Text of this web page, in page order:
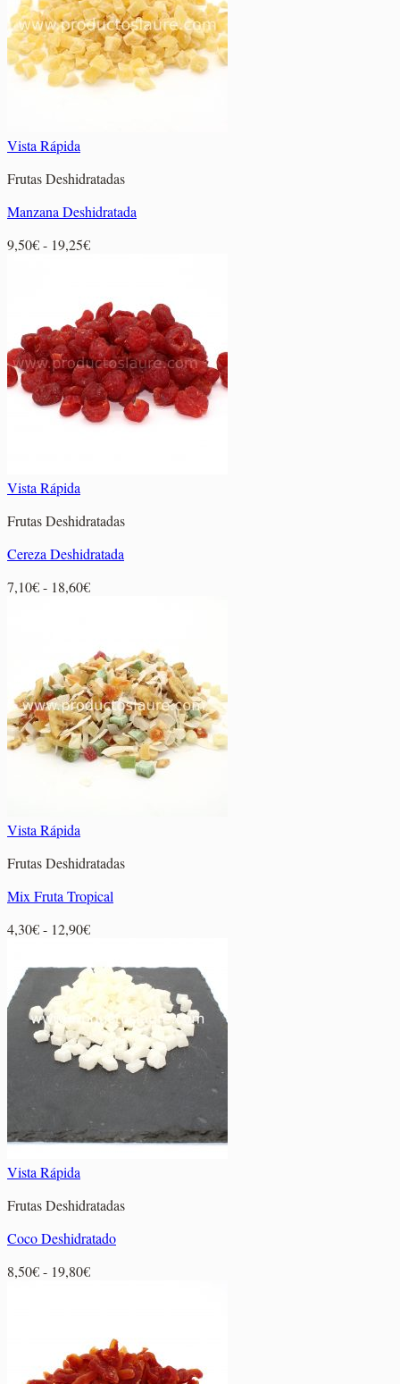
8,55€
Vista Rápida
Frutas Deshidratadas
Manzana Deshidratada
9,50€- 19,25€Rango
desde
9,50€
hasta
19,25€
Vista Rápida
Frutas Deshidratadas
Cereza Deshidratada
7,10€- 18,60€Rango
7,10€
hasta
18,60€
Vista Rápida
Frutas Deshidratadas
Mix Fruta Tropical
4,30€- 12,90€Rango
precios:
desde
4,30€
hasta
12,90€
Vista Rápida
Frutas Deshidratadas
Coco Deshidratado
8,50€- 19,80€Rango
8,50€
hasta